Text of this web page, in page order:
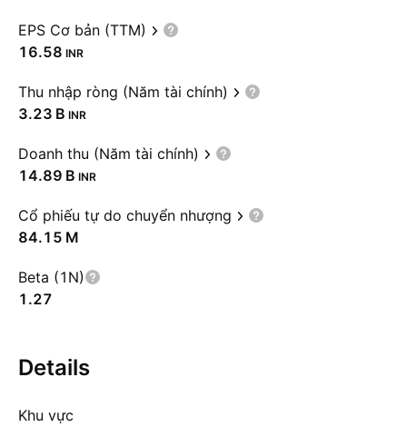
EPS Cơ bản (TTM)
16.58 INR
Thu nhập ròng (Năm tài chính)
‪3.23 B‬ INR
Doanh thu (Năm tài chính)
‪14.89 B‬ INR
Cổ phiếu tự do chuyển nhượng
‪84.15 M‬
Beta (1N)
1.27
Details
Khu vực